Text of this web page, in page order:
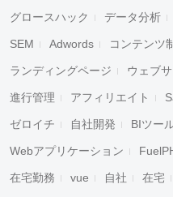
グロースハック データ分析
SEM Adwords コンテンツ
ランディングページ ウェブ
進行管理 アフィリエイト
ゼロイチ 自社開発 BIツー
Webアプリケーション
在宅勤務 vue 自社 在宅